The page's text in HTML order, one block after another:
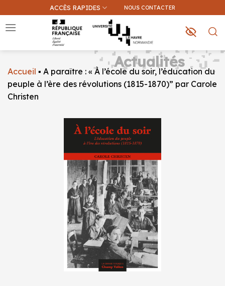
au
contenu
ACCÈS RAPIDES NOUS CONTACTER
Que recherchez-vous ?
Accueil ▪ A paraître : « À l’école du soir, l’éducation du
peuple à l’ère des révolutions (1815-1870)” par Carole
Christen
Actualités